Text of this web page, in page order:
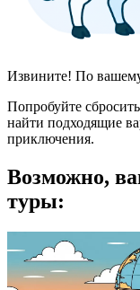
Извините! По
Попробуйте
найти подходящие
приключения.
Возможно,
туры: